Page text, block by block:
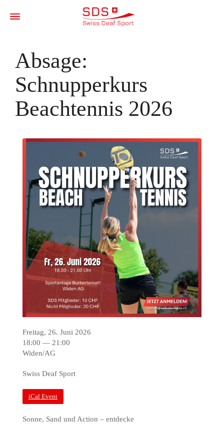
Absage:
Schnupperkurs
Beachtennis 2026
Sonne, Sand und Action – entdecke
Freitag, 26. Juni 2026
18:00 — 21:00
Widen/AG
Swiss Deaf Sport
iCal Event